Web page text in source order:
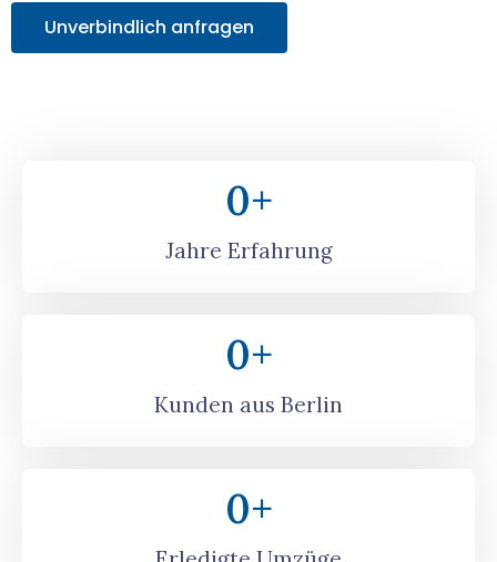
Unverbindlich anfragen
Jahre Erfahrung
0+
Kunden aus Berlin
0+
0+